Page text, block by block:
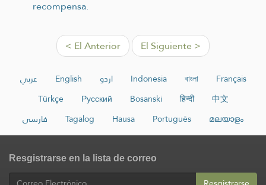
recompensa.
< El Anterior El Siguiente >
عربي English اردو Indonesia বাংলা
Français
Türkçe
Русский Bosanski हिन्दी
中文
فارسی
Tagalog Hausa Português മലയാളം
Resgistrarse en la lista de correo